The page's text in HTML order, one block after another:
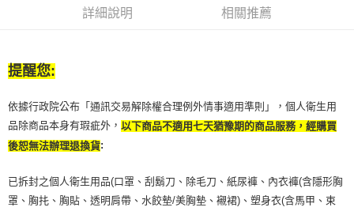
權轉讓予恩沛科技股份有限公司。
２．關於個人資料處理事宜，請瀏覽以下網址：
「AFTEE先享後付」，若未經同意申辦者引起之損失，本公司不負相關責
任。
時審查核予不同之上限額度；若仍有額度不足之情形，本公司將視審查結果
請求用戶進行身份認證。
５．嚴禁一人註冊多個帳號或使用他人資訊註冊。若發現惡意使用之情形，
恩沛科技股份有限公司將有權停止該用戶之使用額度並採取法律行動。
付款後7-11取貨
每筆NT$100，滿NT$790(含以上)免運費
付款後寶雅門市自取(由倉庫統一出貨)
每筆NT$80，滿NT$290(含以上)免運費
詳細說明 相關推薦
提醒您:
依據行政院公布「通訊交易解除權合理例外情事適用準則」，個人衛生用
品除商品本身有瑕疵外， 以下商品不適用七天猶豫期的商品服務，經購買
後恕無法辦理退換貨:
已拆封之個人衛生用品(口罩、刮鬍刀、除毛刀、紙尿褲、內衣褲(含隱形胸
罩、胸扥、胸貼、透明肩帶、水餃墊/美胸墊、襯裙)、塑身衣(含馬甲、束